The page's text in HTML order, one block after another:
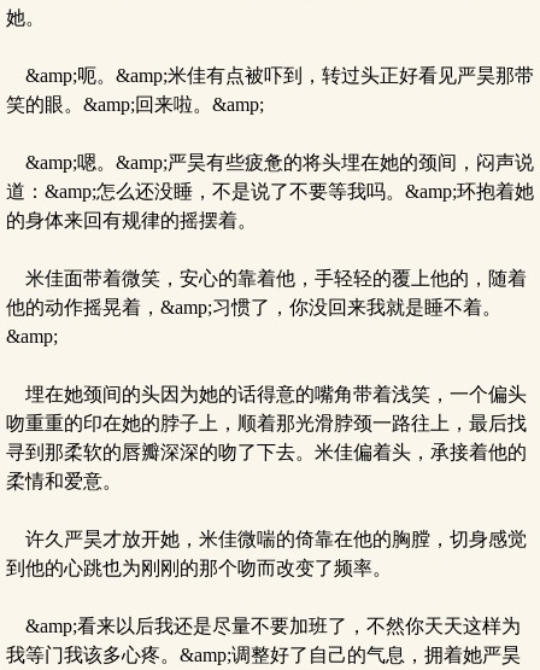
她。
&amp;呃。&amp;米佳有点被吓到，转过头正好看见严昊那带
笑的眼。&amp;回来啦。&amp;
&amp;嗯。&amp;严昊有些疲惫的将头埋在她的颈间，闷声说
道：&amp;怎么还没睡，不是说了不要等我吗。&amp;环抱着她
的身体来回有规律的摇摆着。
米佳面带着微笑，安心的靠着他，手轻轻的覆上他的，随着
他的动作摇晃着，&amp;习惯了，你没回来我就是睡不着。
&amp;
埋在她颈间的头因为她的话得意的嘴角带着浅笑，一个偏头
吻重重的印在她的脖子上，顺着那光滑脖颈一路往上，最后找
寻到那柔软的唇瓣深深的吻了下去。米佳偏着头，承接着他的
柔情和爱意。
许久严昊才放开她，米佳微喘的倚靠在他的胸膛，切身感觉
到他的心跳也为刚刚的那个吻而改变了频率。
&amp;看来以后我还是尽量不要加班了，不然你天天这样为
我等门我该多心疼。&amp;调整好了自己的气息，拥着她严昊